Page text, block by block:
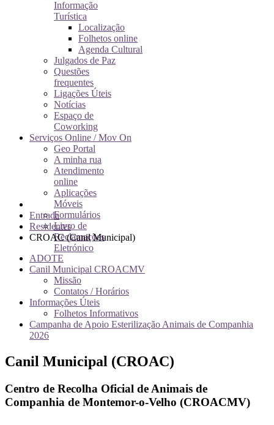
Informação
Turística
Localização
Folhetos online
Agenda Cultural
Julgados de Paz
Questões
frequentes
Ligações Úteis
Notícias
Espaço de
Coworking
Serviços Online / Mov On
Geo Portal
A minha rua
Atendimento
online
Aplicações
Móveis
Formulários
Livro de
Reclamações
Eletrónico
Entrada
Residentes
CROAC (Canil Municipal)
ADOTE
Canil Municipal CROACMV
Missão
Contatos / Horários
Informações Úteis
Folhetos Informativos
Campanha de Apoio Esterilização Animais de Companhia
2026
Canil Municipal (CROAC)
Centro de Recolha Oficial de Animais de
Companhia de Montemor-o-Velho (CROACMV)